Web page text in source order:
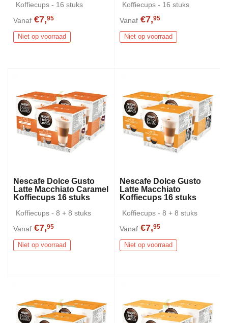
Koffiecups - 16 stuks
Vanaf €7,95
Niet op voorraad
Koffiecups - 16 stuks
Vanaf €7,95
Niet op voorraad
Nescafe Dolce Gusto
Latte Macchiato Caramel
Koffiecups 16 stuks
Koffiecups - 8 + 8 stuks
Vanaf €7,95
Niet op voorraad
Nescafe Dolce Gusto
Latte Macchiato
Koffiecups 16 stuks
Koffiecups - 8 + 8 stuks
Vanaf €7,95
Niet op voorraad